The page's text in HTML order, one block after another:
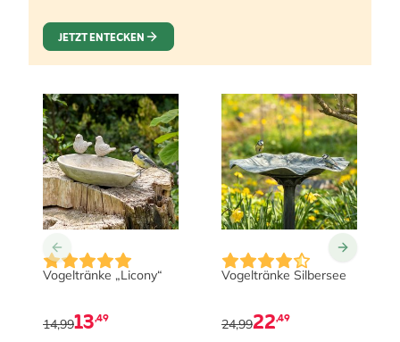
JETZT ENTECKEN
Vogeltränke „Licony“
13,49
14,99
Vogeltränke Silbersee
22,49
24,99